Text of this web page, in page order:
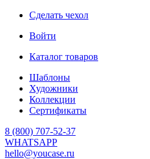
Сделать чехол
Войти
Каталог товаров
Шаблоны
Художники
Коллекции
Сертификаты
8 (800) 707-52-37
WHATSAPP
hello@youcase.ru